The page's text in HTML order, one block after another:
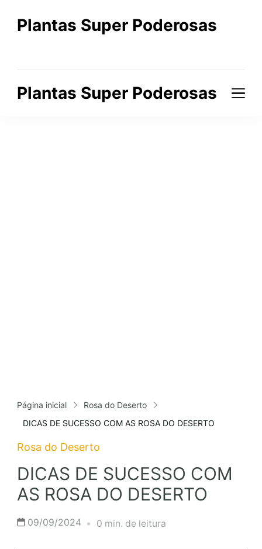
Plantas Super Poderosas
Plantas Super Poderosas
Página inicial
Rosa do Deserto
DICAS DE SUCESSO COM AS ROSA DO DESERTO
Rosa do Deserto
DICAS DE SUCESSO COM
AS ROSA DO DESERTO
09/09/2024 0 min. de leitura